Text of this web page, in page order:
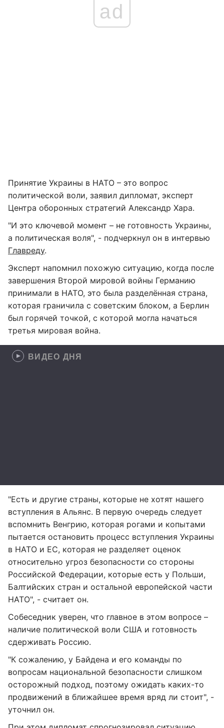
ad
Принятие Украины в НАТО – это вопрос
политической воли, заявил дипломат, эксперт
Центра оборонных стратегий Александр Хара.
"И это ключевой момент – не готовность Украины,
а политическая воля", - подчеркнул он в интервью
Главреду.
Эксперт напомнил похожую ситуацию, когда после
завершения Второй мировой войны Германию
принимали в НАТО, это была разделённая страна,
которая граничила с советским блоком, а Берлин
был горячей точкой, с которой могла начаться
третья мировая война.
ВИДЕО ДНЯ
"Есть и другие страны, которые не хотят нашего
вступления в Альянс. В первую очередь следует
вспомнить Венгрию, которая рогами и копытами
пытается остановить процесс вступления Украины
в НАТО и ЕС, которая не разделяет оценок
относительно угроз безопасности со стороны
Российской Федерации, которые есть у Польши,
Балтийских стран и остальной европейской части
НАТО", - считает он.
Собеседник уверен, что главное в этом вопросе –
наличие политической воли США и готовность
сдерживать Россию.
"К сожалению, у Байдена и его команды по
вопросам национальной безопасности слишком
осторожный подход, поэтому ожидать каких-то
продвижений в ближайшее время вряд ли стоит", -
уточнил он.